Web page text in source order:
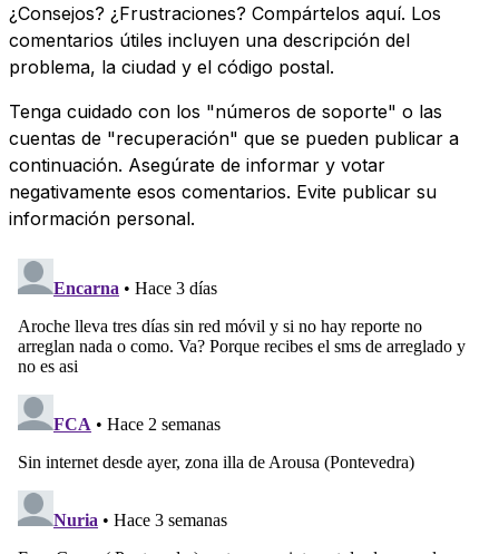
¿Consejos? ¿Frustraciones? Compártelos aquí. Los
comentarios útiles incluyen una descripción del
problema, la ciudad y el código postal.
Tenga cuidado con los "números de soporte" o las
cuentas de "recuperación" que se pueden publicar a
continuación. Asegúrate de informar y votar
negativamente esos comentarios. Evite publicar su
información personal.